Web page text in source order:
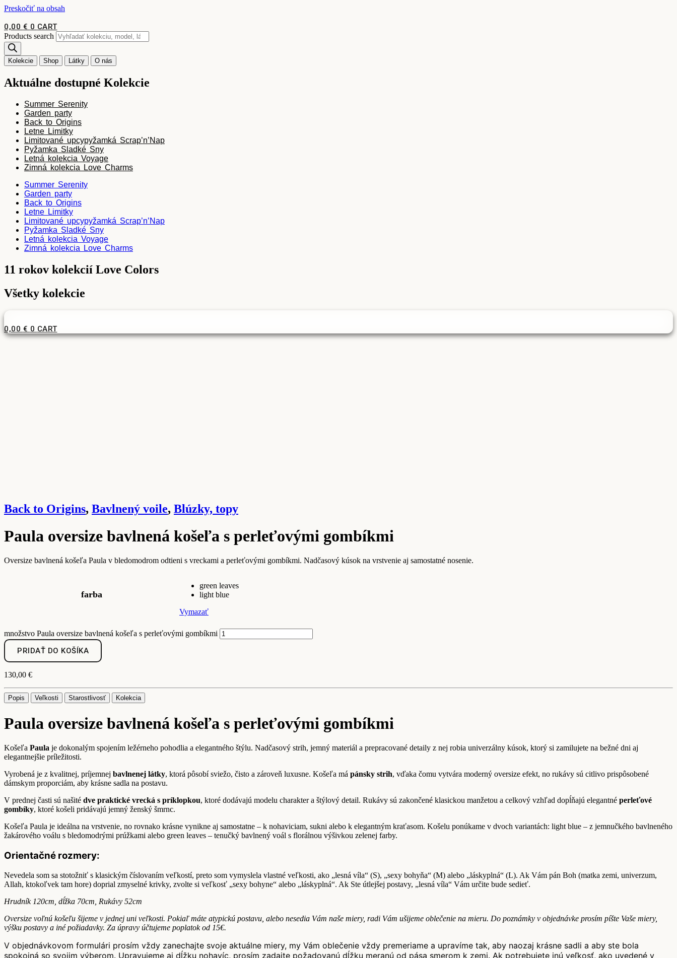
Preskočiť na obsah
0,00 € 0 CART
Products search
Kolekcie Shop Látky O nás
Aktuálne dostupné Kolekcie
Summer Serenity
Garden party
Back to Origins
Letne Limitky
Limitované upcypyžamká Scrap’n’Nap
Pyžamka Sladké Sny
Letná kolekcia Voyage
Zimná kolekcia Love Charms
Summer Serenity
Garden party
Back to Origins
Letne Limitky
Limitované upcypyžamká Scrap’n’Nap
Pyžamka Sladké Sny
Letná kolekcia Voyage
Zimná kolekcia Love Charms
11 rokov kolekcií Love Colors
Všetky kolekcie
0,00 € 0 CART
Back to Origins, Bavlnený voile, Blúzky, topy
Paula oversize bavlnená košeľa s perleťovými gombíkmi
Oversize bavlnená košeľa Paula v bledomodrom odtieni s vreckami a perleťovými gombíkmi. Nadčasový kúsok na vrstvenie aj samostatné nosenie.
farba
green leaves
light blue
Vymazať
množstvo Paula oversize bavlnená košeľa s perleťovými gombíkmi
PRIDAŤ DO KOŠÍKA
130,00 €
Popis Veľkosti Starostlivosť Kolekcia
Paula oversize bavlnená košeľa s perleťovými gombíkmi
Košeľa Paula je dokonalým spojením ležérneho pohodlia a elegantného štýlu. Nadčasový strih, jemný materiál a prepracované detaily z nej robia univerzálny kúsok, ktorý si zamilujete na bežné dni aj
elegantnejšie príležitosti.
Vyrobená je z kvalitnej, príjemnej bavlnenej látky, ktorá pôsobí sviežo, čisto a zároveň luxusne. Košeľa má pánsky strih, vďaka čomu vytvára moderný oversize efekt, no rukávy sú citlivo prispôsobené
dámskym proporciám, aby krásne sadla na postavu.
V prednej časti sú našité dve praktické vrecká s príklopkou, ktoré dodávajú modelu charakter a štýlový detail. Rukávy sú zakončené klasickou manžetou a celkový vzhľad dopĺňajú elegantné perleťové
gombíky, ktoré košeli pridávajú jemný ženský šmrnc.
Košeľa Paula je ideálna na vrstvenie, no rovnako krásne vynikne aj samostatne – k nohaviciam, sukni alebo k elegantným kraťasom. Košelu ponúkame v dvoch variantách: light blue – z jemnučkého bavlneného
žakárového voálu s bledomodrými prúžkami alebo green leaves – tenučký bavlnený voál s florálnou výšivkou zelenej farby.
Orientačné rozmery:
Nevedela som sa stotožniť s klasickým číslovaním veľkostí, preto som vymyslela vlastné veľkosti, ako „lesná víla“ (S), „sexy bohyňa“ (M) alebo „láskyplná“ (L). Ak Vám pán Boh (matka zemi, univerzum,
Allah, ktokoľvek tam hore) doprial zmyselné krivky, zvolte si veľkosť „sexy bohyne“ alebo „láskyplná“. Ak Ste útlejšej postavy, „lesná víla“ Vám určite bude sedieť.
Hrudník 120cm, dĺžka 70cm, Rukávy 52cm
Oversize voľnú košeľu šijeme v jednej uni veľkosti. Pokiaľ máte atypickú postavu, alebo nesedia Vám naše miery, radi Vám ušijeme oblečenie na mieru. Do poznámky v objednávke prosím píšte Vaše miery,
výšku postavy a iné požiadavky. Za úpravy účtujeme poplatok od 15€.
V objednávkovom formulári prosím vždy zanechajte svoje aktuálne miery, my Vám oblečenie vždy premeriame a upravíme tak, aby naozaj krásne sadli a aby ste bola
spokojná so svojim výberom. Upravujeme aj dĺžku nohavíc, prosím zadajte požadovanú dĺžku meranú od pása smerom k zemi. Ak potrebujete inú veľkosť, ako uvedené v